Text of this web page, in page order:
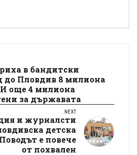
в бандитски
до Пловдив 8 милиона
И още 4 милиона
за държавата
NEXT
и журналсти
детска
е повече
от похвален